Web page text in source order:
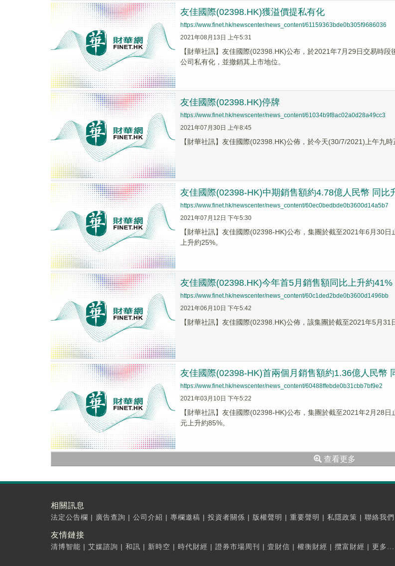
友佳國際(02398.HK)獲溢價提私有化
https://www.finet.hk/newscenter/news_content/61159363bde0b305f9686036
2021年08月13日 上午5:31
【財華社訊】友佳國際(02398.HK)公布，於2021年7月29日交易時
公司私有化，並撤銷其上市地位。
友佳國際(02398.HK)停牌
https://www.finet.hk/newscenter/news_content/61034b9f8ac02a0d28a49cc3
2021年07月30日 上午8:45
【財華社訊】友佳國際(02398.HK)公佈，於今天(30/7/2021)上午九時
友佳國際(02398-HK)中期銷售額約4.78億人民幣 同比
https://www.finet.hk/newscenter/news_content/60ec0bedbde0b3600d14a5b7
2021年07月12日 下午5:30
【財華社訊】友佳國際(02398-HK)公布，集團於截至2021年6月30
上升約25%。
友佳國際(02398.HK)今年首5月銷售額同比上升約41%
https://www.finet.hk/newscenter/news_content/60c1ded2bde0b3600d1496bb
2021年06月10日 下午5:42
【財華社訊】友佳國際(02398.HK)公佈，該集團於截至2021年5月
友佳國際(02398-HK)首兩個月銷售額約1.36億人民幣
https://www.finet.hk/newscenter/news_content/60488ffebde0b31cbb7bf9e2
2021年03月10日 下午5:22
【財華社訊】友佳國際(02398-HK)公布，集團於截至2021年2月28
元上升約85%。
查看更多
相關訊息
法定公告欄 | 廣告查詢 | 公司介紹 | 專欄邀稿 | 投資者關係 | 版權聲明 | 重要聲明 | 私隱政策 | 聯絡我們
友情鏈接
清博智能 | 艾媒諮詢 | 和訊 | 新時空 | 時代財經 | 證券市場周刊 | 壹財信 | 權衡財經 | 攬富財經 | 更多...